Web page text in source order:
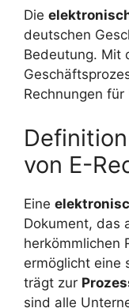
Die
deutschen
Bedeutung. Mit
Rechnungen
von E-
Eine
Dokument, das
herkömmlichen
ermöglicht eine
trägt zur
sind alle